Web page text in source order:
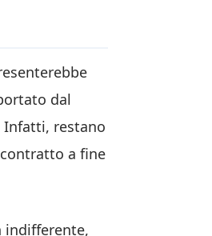
dal
Infatti, restano
a fine
indifferente,